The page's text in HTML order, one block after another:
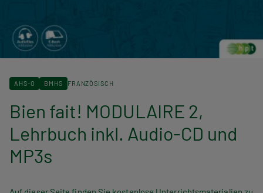
AHS-O BMHS FRANZÖSISCH
Bien fait! MODULAIRE 2,
Lehrbuch inkl. Audio-CD und
MP3s